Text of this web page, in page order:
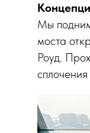
Мы
моста
Роуд.